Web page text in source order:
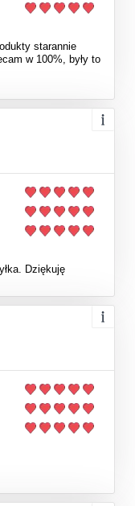
starannie
w 100%, były to
Dziękuję